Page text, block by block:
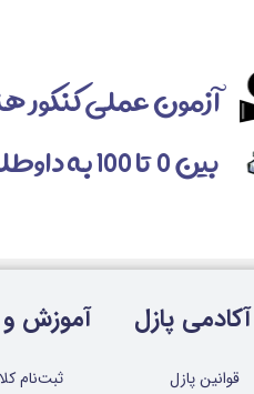
بین 0 تا 100 به داوطلبان تعلق می‌گیرد.
آموزش
ثبت‌نام
آکادمی پازل
قوانین پازل